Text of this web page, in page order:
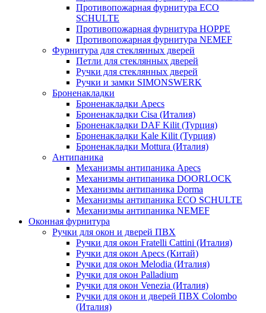
Противопожарная фурнитура ECO
SCHULTE
Противопожарная фурнитура HOPPE
Противопожарная фурнитура NEMEF
Фурнитура для стеклянных дверей
Петли для стеклянных дверей
Ручки для стеклянных дверей
Ручки и замки SIMONSWERK
Броненакладки
Броненакладки Apecs
Броненакладки Cisa (Италия)
Броненакладки DAF Kilit (Турция)
Броненакладки Kale Kilit (Турция)
Броненакладки Mottura (Италия)
Антипаника
Механизмы антипаника Apecs
Механизмы антипаника DOORLOCK
Механизмы антипаника Dorma
Механизмы антипаника ECO SCHULTE
Механизмы антипаника NEMEF
Оконная фурнитура
Ручки для окон и дверей ПВХ
Ручки для окон Fratelli Cattini (Италия)
Ручки для окон Apecs (Китай)
Ручки для окон Melodia (Италия)
Ручки для окон Palladium
Ручки для окон Venezia (Италия)
Ручки для окон и дверей ПВХ Colombo
(Италия)